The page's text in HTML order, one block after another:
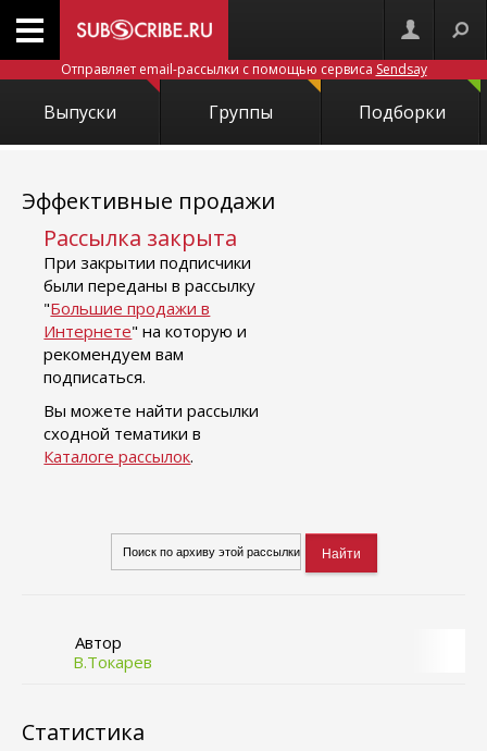
Отправляет email-рассылки с помощью сервиса Sendsay
Выпуски Группы Подборки
Эффективные продажи
Рассылка закрыта
При закрытии подписчики
были переданы в рассылку
"Большие продажи в
Интернете" на которую и
рекомендуем вам
подписаться.
Вы можете найти рассылки
сходной тематики в
Каталоге рассылок.
Автор
В.Токарев
Статистика